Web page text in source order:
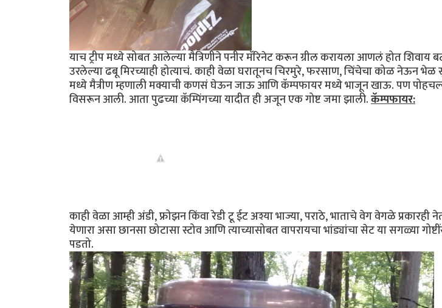
याच ट्रीप मध्ये सोबत आलेल्या मैत्रिणीने पनीर मॅरिनेट करून ग्रील करायला आणलं होत शिवाय
उरलेल्या ढबू मिरच्याही होत्याचं. काही वेळा घरातूनच चिरमुरे, फरसाण, चिंचेचा कोळ नेऊन
मध्ये मैत्रीण म्हणाली मक्याची कणसं घेऊन जाऊ आणि कॅम्पफायर मध्ये भाजून खाऊ. पण
विसरून आली. आता पुढच्या कॅम्पिंगच्या यादीत ही अजून एक गोष्ट जमा झाली.कॅम्पफायर:
काही वेळा आम्ही अंडी, फ्रोझन किंवा रेडी टू ईट अश्या भाज्या, पराठे, भाताचे वेग वेगळे प्रकारही
येणारा असा छानसा छोटासा स्टोव आणि त्याच्यासोबत वापरायचा भांड्यांचा सेट या सगळ्या
पडतो.